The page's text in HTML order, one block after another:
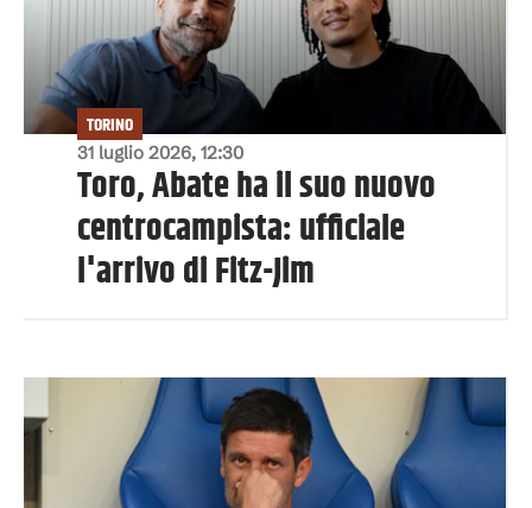
31 luglio 2026, 12:30
TORINO
Toro, Abate ha il suo nuovo
centrocampista: ufficiale
l'arrivo di Fitz-Jim